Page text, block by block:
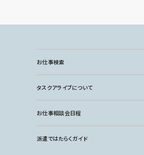
お仕事検索
タスクアライブについて
お仕事相談会日程
派遣ではたらくガイド